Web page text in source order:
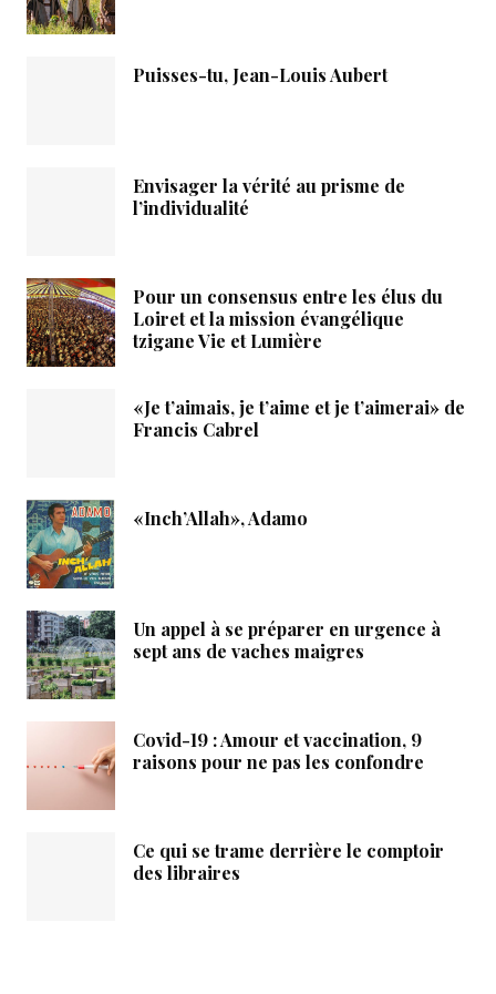
Puisses-tu, Jean-Louis Aubert
Envisager la vérité au prisme de
l’individualité
Pour un consensus entre les élus du
Loiret et la mission évangélique
tzigane Vie et Lumière
«Je t’aimais, je t’aime et je t’aimerai» de
Francis Cabrel
«Inch’Allah», Adamo
Un appel à se préparer en urgence à
sept ans de vaches maigres
Covid-19 : Amour et vaccination, 9
raisons pour ne pas les confondre
Ce qui se trame derrière le comptoir
des libraires